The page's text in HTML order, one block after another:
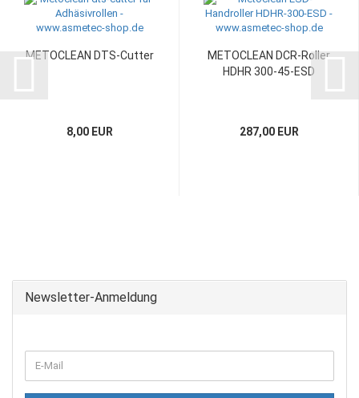
METOCLEAN DTS-Cutter
8,00 EUR
METOCLEAN DCR-Roller
HDHR 300-45-ESD
287,00 EUR
Newsletter-Anmeldung